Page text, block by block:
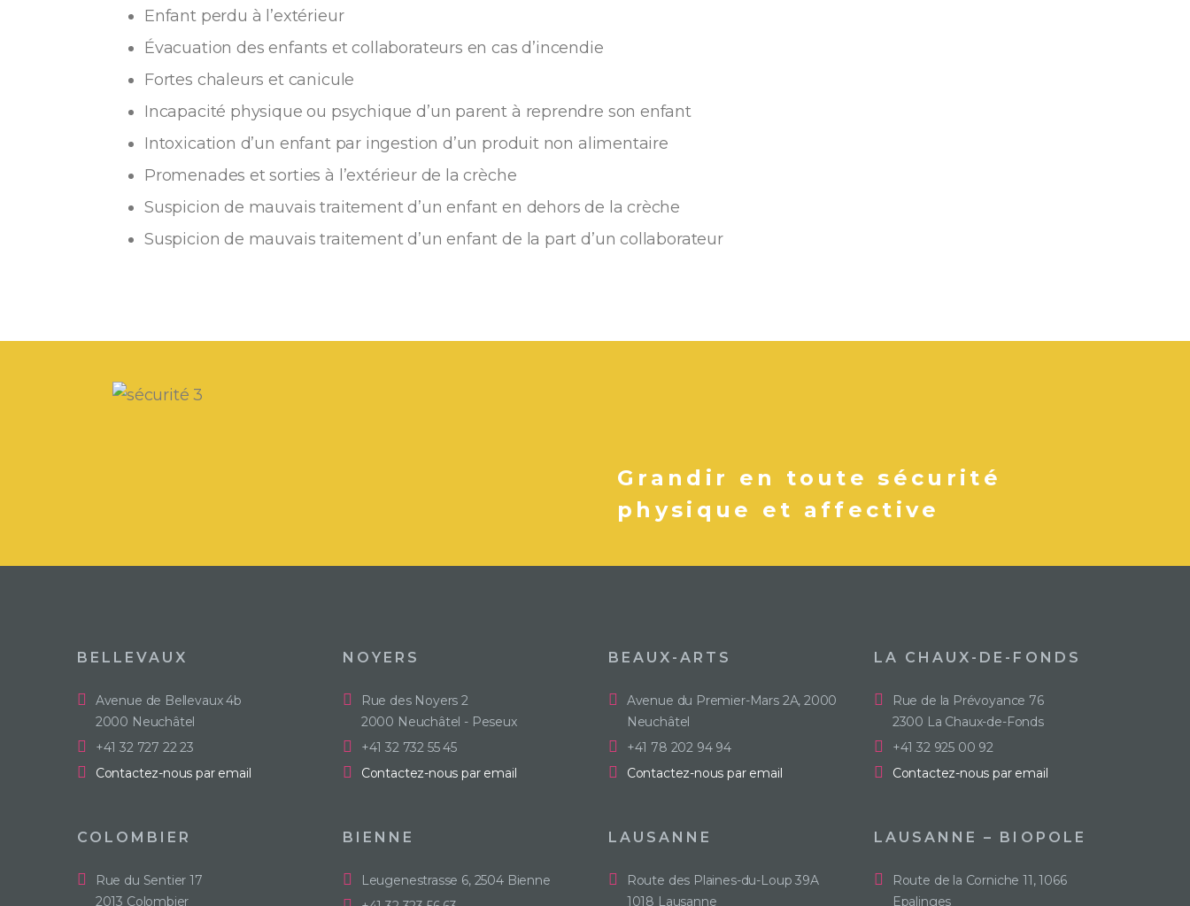
Enfant perdu à l’extérieur
Évacuation des enfants et collaborateurs en cas d’incendie
Fortes chaleurs et canicule
Incapacité physique ou psychique d’un parent à reprendre son enfant
Intoxication d’un enfant par ingestion d’un produit non alimentaire
Promenades et sorties à l’extérieur de la crèche
Suspicion de mauvais traitement d’un enfant en dehors de la crèche
Suspicion de mauvais traitement d’un enfant de la part d’un collaborateur
Grandir en toute sécurité
physique et affective
BELLEVAUX
Avenue de Bellevaux 4b
2000 Neuchâtel
+41 32 727 22 23
Contactez-nous par email
NOYERS
Rue des Noyers 2
2000 Neuchâtel - Peseux
+41 32 732 55 45
Contactez-nous par email
BEAUX-ARTS
Avenue du Premier-Mars 2A, 2000
Neuchâtel
+41 78 202 94 94
Contactez-nous par email
LA CHAUX-DE-FONDS
Rue de la Prévoyance 76
2300 La Chaux-de-Fonds
+41 32 925 00 92
Contactez-nous par email
COLOMBIER
Rue du Sentier 17
2013 Colombier
BIENNE
Leugenestrasse 6, 2504 Bienne
LAUSANNE
Route des Plaines-du-Loup 39A
1018 Lausanne
LAUSANNE – BIOPOLE
Route de la Corniche 11, 1066
Epalinges